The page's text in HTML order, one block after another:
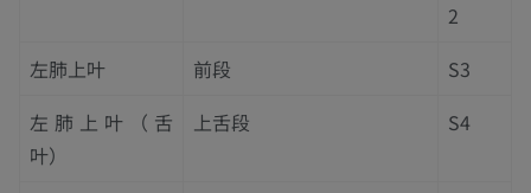
2
左肺上叶
前段
S3
左肺上叶（舌
叶）
上舌段 S4